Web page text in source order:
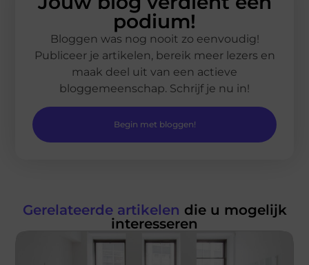
podium!
Bloggen was nog nooit zo eenvoudig!
Publiceer je artikelen, bereik meer lezers en
maak deel uit van een actieve
bloggemeenschap. Schrijf je nu in!
Begin met bloggen!
Gerelateerde artikelen die u mogelijk
interesseren